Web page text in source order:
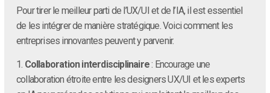
Pour tirer le meilleur parti de l’UX/UI et de l’IA, il est essentiel
de les intégrer de manière stratégique. Voici comment les
entreprises innovantes peuvent y parvenir.
1. Collaboration interdisciplinaire: Encourage une
collaboration étroite entre les designers UX/UI et les experts